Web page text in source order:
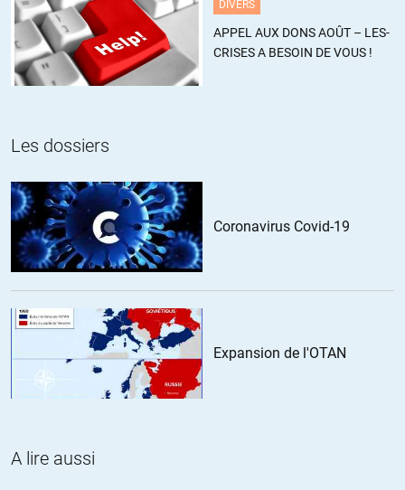
@Orau :
» Ce que l’Etat Islamique veut ce n’est pas tuer tous les
musulmans, ce sont juste des victimes collatérales »
==> Il me semble que non… l’EI a dans son viseur les chiites
la création du « califat », et sont donc considérés comme
Ce ne sont pas des victimes collatérales, dans le sens où elles
sont clairement visées. AMHA
fanfan//29.06.2017 à 06h58
Une carte ici :http://www.levif.be/actualite/international/les-
principales-victimes-du-terrorisme-islamiste-sont-des-
DIVERS
APPEL AUX DONS AOÛT – LES-
CRISES A BESOIN DE VOUS !
Les dossiers
Coronavirus Covid-19
Expansion de l'OTAN
A lire aussi